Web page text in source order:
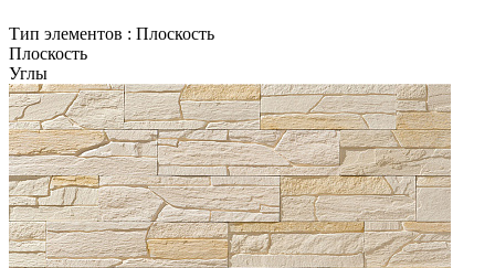
Тип элементов : Плоскость
Плоскость
Углы